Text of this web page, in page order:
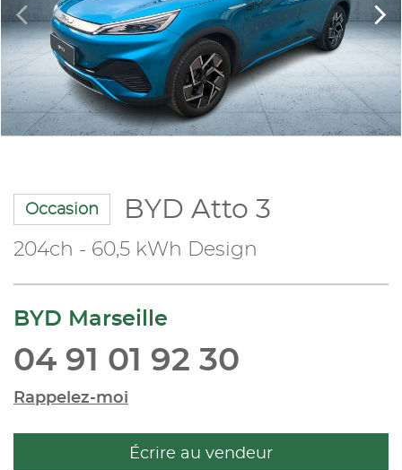
Occasion BYD Atto 3
204ch - 60,5 kWh Design
BYD Marseille
04 91 01 92 30
Rappelez-moi
Écrire au vendeur